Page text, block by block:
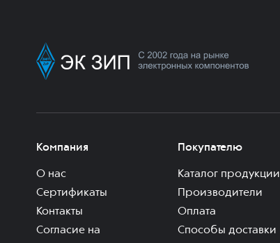
Компания
О нас
Сертификаты
Контакты
Согласие на
Покупателю
Каталог продукции
Производители
Оплата
Способы доставки